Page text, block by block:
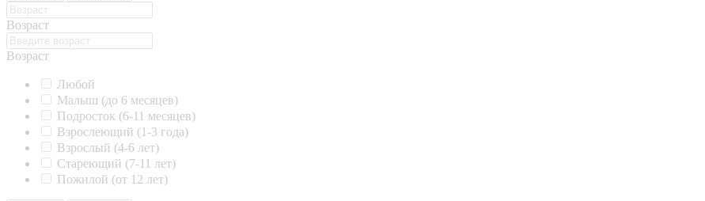
Возраст
Возраст
Любой
Малыш (до 6 месяцев)
Подросток (6-11 месяцев)
Взрослеющий (1-3 года)
Взрослый (4-6 лет)
Стареющий (7-11 лет)
Пожилой (от 12 лет)